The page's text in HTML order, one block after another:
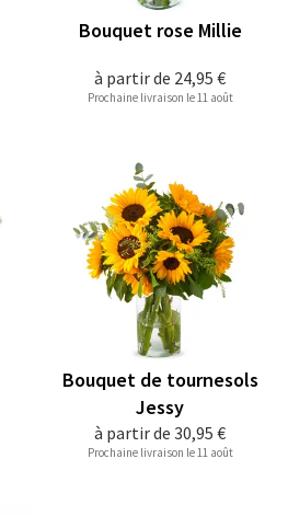
à partir de 24,95 €
Bouquet rose Millie
Prochaine livraison le 11 août
à partir de 30,95 €
Bouquet de tournesols
Jessy
Prochaine livraison le 11 août